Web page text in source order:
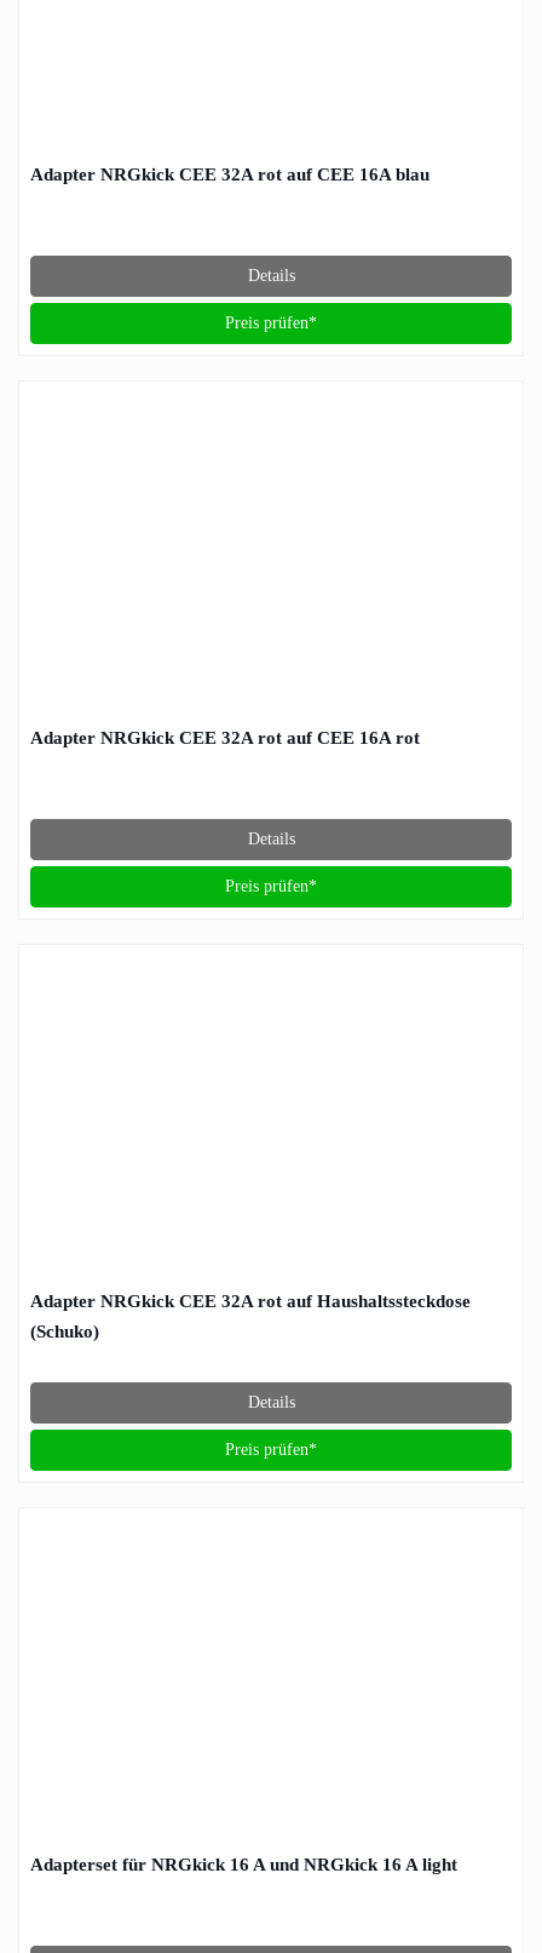
Adapter NRGkick CEE 32A rot auf CEE 16A blau
Details
Preis prüfen*
Adapter NRGkick CEE 32A rot auf CEE 16A rot
Details
Preis prüfen*
Adapter NRGkick CEE 32A rot auf Haushaltssteckdose
(Schuko)
Details
Preis prüfen*
Adapterset für NRGkick 16 A und NRGkick 16 A light